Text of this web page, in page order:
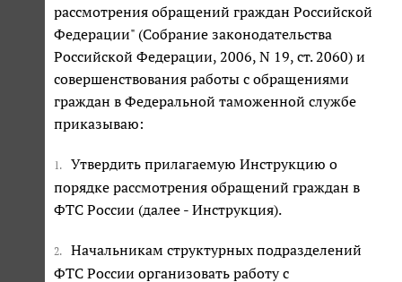
рассмотрения обращений граждан Российской
Федерации" (Собрание законодательства
Российской Федерации, 2006, N 19, ст. 2060) и
совершенствования работы с обращениями
граждан в Федеральной таможенной службе
приказываю:
1.
Утвердить прилагаемую Инструкцию о
порядке рассмотрения обращений граждан в
ФТС России (далее - Инструкция).
2.
Начальникам структурных подразделений
ФТС России организовать работу с